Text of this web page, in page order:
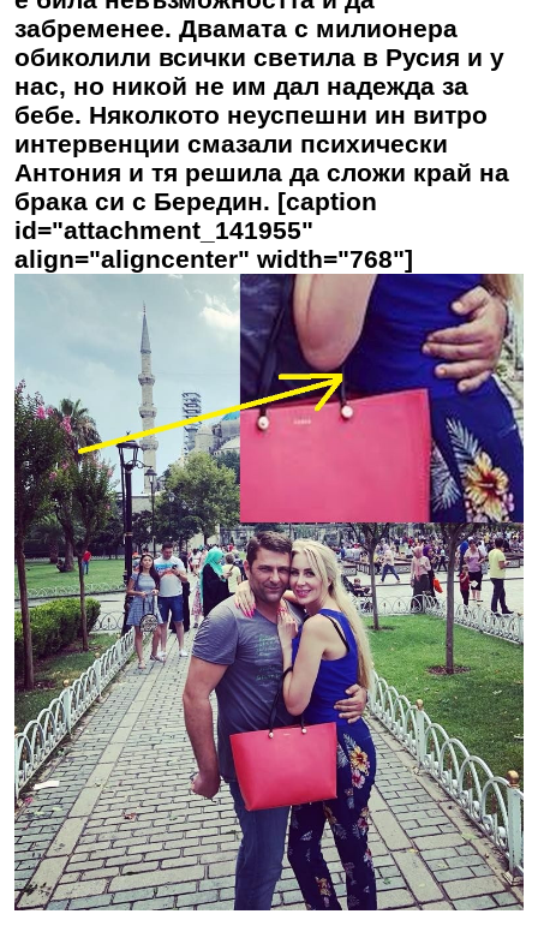
забременее. Двамата с милионера
обиколили всички светила в Русия и у
нас, но никой не им дал надежда за
бебе. Няколкото неуспешни ин витро
интервенции смазали психически
Антония и тя решила да сложи край на
брака си с Бередин. [caption
id="attachment_141955"
align="aligncenter" width="768"]